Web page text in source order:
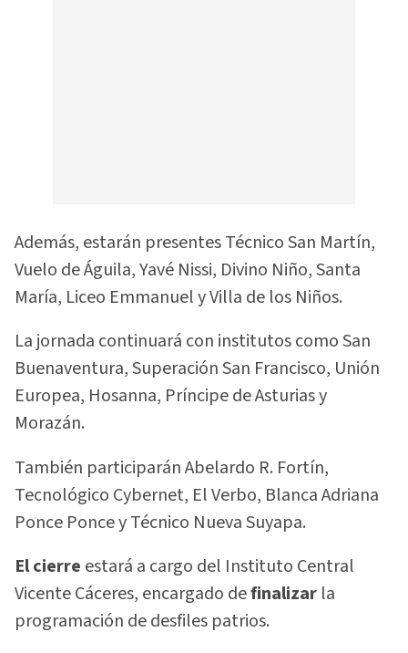
Además, estarán presentes Técnico San Martín,
Vuelo de Águila, Yavé Nissi, Divino Niño, Santa
María, Liceo Emmanuel y Villa de los Niños.
La jornada continuará con institutos como San
Buenaventura, Superación San Francisco, Unión
Europea, Hosanna, Príncipe de Asturias y
Morazán.
También participarán Abelardo R. Fortín,
Tecnológico Cybernet, El Verbo, Blanca Adriana
Ponce Ponce y Técnico Nueva Suyapa.
El cierre estará a cargo del Instituto Central
Vicente Cáceres, encargado definalizar la
programación de desfiles patrios.